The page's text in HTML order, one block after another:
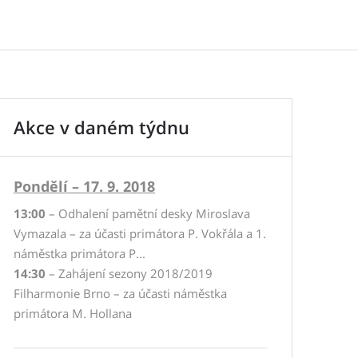
Akce v daném týdnu
Pondělí – 17. 9. 2018
13:00 – Odhalení pamětní desky Miroslava
Vymazala – za účasti primátora P. Vokřála a 1.
náměstka primátora P...
14:30 – Zahájení sezony 2018/2019
Filharmonie Brno – za účasti náměstka
primátora M. Hollana